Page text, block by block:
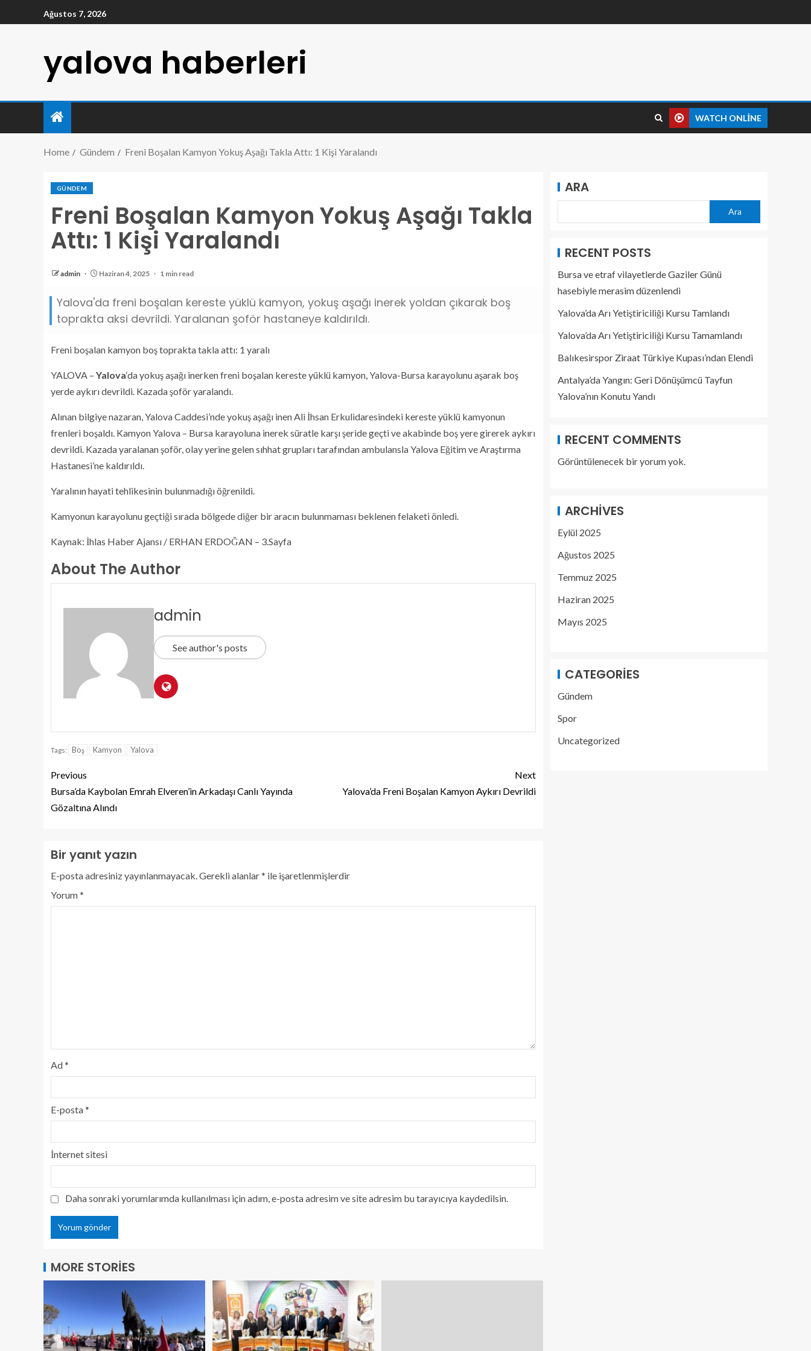
Ağustos 7, 2026
yalova haberleri
WATCH ONLINE
Home Gündem Freni Boşalan Kamyon Yokuş Aşağı Takla Attı: 1 Kişi Yaralandı
GÜNDEM
Freni Boşalan Kamyon Yokuş Aşağı Takla
Attı: 1 Kişi Yaralandı
admin Haziran 4, 2025 1 min read
Yalova'da freni boşalan kereste yüklü kamyon, yokuş aşağı inerek yoldan çıkarak boş
toprakta aksi devrildi. Yaralanan şoför hastaneye kaldırıldı.
Freni boşalan kamyon boş toprakta takla attı: 1 yaralı
YALOVA – Yalova‘da yokuş aşağı inerken freni boşalan kereste yüklü kamyon, Yalova-Bursa karayolunu aşarak boş
yerde aykırı devrildi. Kazada şoför yaralandı.
Alınan bilgiye nazaran, Yalova Caddesi’nde yokuş aşağı inen Ali İhsan Erkulidaresindeki kereste yüklü kamyonun
frenleri boşaldı. Kamyon Yalova – Bursa karayoluna inerek süratle karşı şeride geçti ve akabinde boş yere girerek aykırı
devrildi. Kazada yaralanan şoför, olay yerine gelen sıhhat grupları tarafından ambulansla Yalova Eğitim ve Araştırma
Hastanesi’ne kaldırıldı.
Yaralının hayati tehlikesinin bulunmadığı öğrenildi.
Kamyonun karayolunu geçtiği sırada bölgede diğer bir aracın bulunmaması beklenen felaketi önledi.
Kaynak: İhlas Haber Ajansı / ERHAN ERDOĞAN – 3.Sayfa
About The Author
admin
See author's posts
Tags: Boş Kamyon Yalova
Previous
Bursa’da Kaybolan Emrah Elveren’in Arkadaşı Canlı Yayında
Gözaltına Alındı
Next
Yalova’da Freni Boşalan Kamyon Aykırı Devrildi
Bir yanıt yazın
E-posta adresiniz yayınlanmayacak.Gerekli alanlar* ile işaretlenmişlerdir
Yorum*
Ad*
E-posta*
İnternet sitesi
Daha sonraki yorumlarımda kullanılması için adım, e-posta adresim ve site adresim bu tarayıcıya kaydedilsin.
MORE STORIES
ARA
Ara
RECENT POSTS
Bursa ve etraf vilayetlerde Gaziler Günü
hasebiyle merasim düzenlendi
Yalova’da Arı Yetiştiriciliği Kursu Tamlandı
Yalova’da Arı Yetiştiriciliği Kursu Tamamlandı
Balıkesirspor Ziraat Türkiye Kupası’ndan Elendi
Antalya’da Yangın: Geri Dönüşümcü Tayfun
Yalova’nın Konutu Yandı
RECENT COMMENTS
Görüntülenecek bir yorum yok.
ARCHIVES
Eylül 2025
Ağustos 2025
Temmuz 2025
Haziran 2025
Mayıs 2025
CATEGORIES
Gündem
Spor
Uncategorized